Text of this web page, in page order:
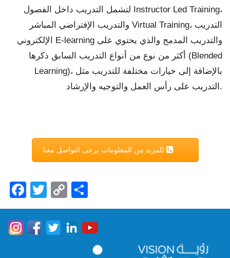
لتشمل التدريب داخل الفصول Instructor Led Training،
والتدريب الإفتراضي المباشر Virtual Training، التدريب
الإلكتروني E-learning والتدريب المدمج والذي يحتوي على
أكثر من نوع من أنواع التدريب السابق ذكرها (Blended
Learning)، بالإضافة إلى خيارات مختلفة للتدريب مثل
التدريب على رأس العمل والتوجيه والإرشاد.
Facebook
TwitterCopy
Link